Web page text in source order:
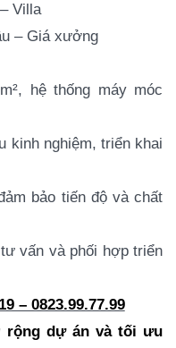
Villa
– Giá xưởng
hệ thống máy móc
kinh nghiệm, triển khai
bảo tiến độ và chất
vấn và phối hợp triển
– 0823.99.77.99
rộng dự án và tối ưu